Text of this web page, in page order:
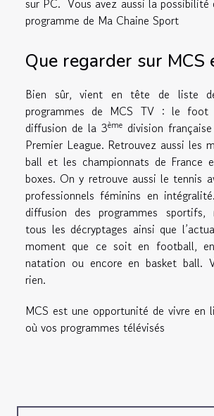
sur PC. Vous avez aussi la possibilité
programme de Ma Chaine Sport
Que regarder sur MCS
Bien sûr, vient en tête de liste
programmes de MCS TV : le foot
diffusion de la 3ème division
Premier League. Retrouvez aussi les
ball et les championnats de France
boxes. On y retrouve aussi le tennis
professionnels féminins en
diffusion des programmes sportifs,
tous les décryptages ainsi que
moment que ce soit en football,
natation ou encore en basket ball.
rien.
MCS est une opportunité de vivre en
où vos programmes télévisés